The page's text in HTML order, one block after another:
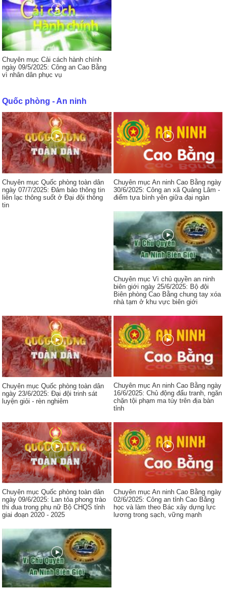
Chuyên mục Cải cách hành chính
ngày 09/5/2025: Công an Cao Bằng
vì nhân dân phục vụ
Quốc phòng - An ninh
Chuyên mục Quốc phòng toàn dân
ngày 07/7/2025: Đảm bảo thông tin
liên lạc thông suốt ở Đại đội thông
tin
Chuyên mục An ninh Cao Bằng ngày
30/6/2025: Công an xã Quảng Lâm -
điểm tựa bình yên giữa đại ngàn
Chuyên mục Vì chủ quyền an ninh
biên giới ngày 25/6/2025: Bộ đội
Biên phòng Cao Bằng chung tay xóa
nhà tạm ở khu vực biên giới
Chuyên mục Quốc phòng toàn dân
ngày 23/6/2025: Đại đội trinh sát
luyện giỏi - rèn nghiêm
Chuyên mục An ninh Cao Bằng ngày
16/6/2025: Chủ động đấu tranh, ngăn
chặn tội phạm ma túy trên địa bàn
tỉnh
Chuyên mục Quốc phòng toàn dân
ngày 09/6/2025: Lan tỏa phong trào
thi đua trong phụ nữ Bộ CHQS tỉnh
giai đoạn 2020 - 2025
Chuyên mục An ninh Cao Bằng ngày
02/6/2025: Công an tỉnh Cao Bằng
học và làm theo Bác xây dựng lực
lương trong sạch, vững mạnh